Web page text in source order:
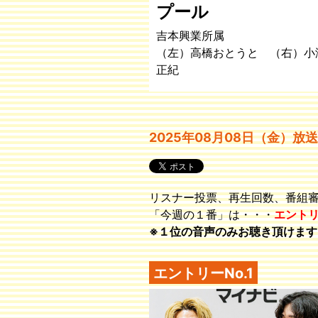
プール
吉本興業所属
（左）高橋おとうと （右）小
正紀
2025年08月08日（金）放送
リスナー投票、再生回数、番組
「今週の１番」は・・・エント
※１位の音声のみお聴き頂けます
エントリーNo.1